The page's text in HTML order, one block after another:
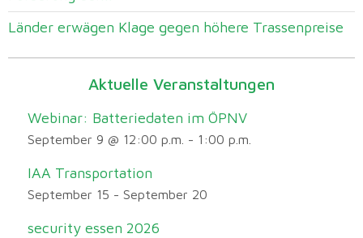
Länder erwägen Klage gegen höhere Trassenpreise
Aktuelle Veranstaltungen
Webinar: Batteriedaten im ÖPNV
September 9 @ 12:00 p.m. - 1:00 p.m.
IAA Transportation
September 15 - September 20
security essen 2026